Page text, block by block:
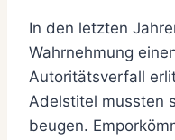
In den letzten
Wahrnehmung
Autoritätsverfall
Adelstitel mussten
beugen.